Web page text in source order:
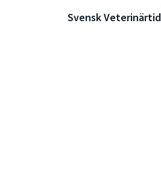
Svensk